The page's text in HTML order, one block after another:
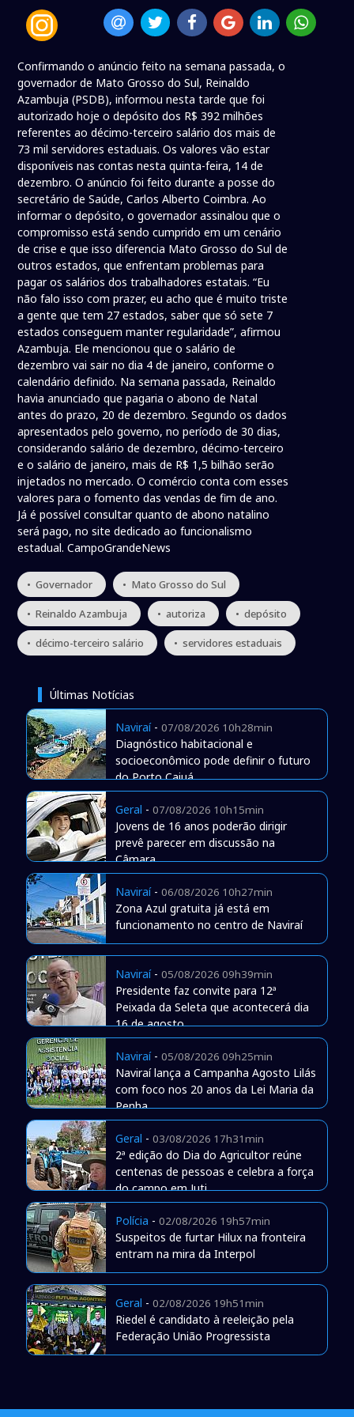
Confirmando o anúncio feito na semana passada, o
governador de Mato Grosso do Sul, Reinaldo
Azambuja (PSDB), informou nesta tarde que foi
autorizado hoje o depósito dos R$ 392 milhões
referentes ao décimo-terceiro salário dos mais de
73 mil servidores estaduais. Os valores vão estar
disponíveis nas contas nesta quinta-feira, 14 de
dezembro. O anúncio foi feito durante a posse do
secretário de Saúde, Carlos Alberto Coimbra. Ao
informar o depósito, o governador assinalou que o
compromisso está sendo cumprido em um cenário
de crise e que isso diferencia Mato Grosso do Sul de
outros estados, que enfrentam problemas para
pagar os salários dos trabalhadores estatais. “Eu
não falo isso com prazer, eu acho que é muito triste
a gente que tem 27 estados, saber que só sete 7
estados conseguem manter regularidade”, afirmou
Azambuja. Ele mencionou que o salário de
dezembro vai sair no dia 4 de janeiro, conforme o
calendário definido. Na semana passada, Reinaldo
havia anunciado que pagaria o abono de Natal
antes do prazo, 20 de dezembro. Segundo os dados
apresentados pelo governo, no período de 30 dias,
considerando salário de dezembro, décimo-terceiro
e o salário de janeiro, mais de R$ 1,5 bilhão serão
injetados no mercado. O comércio conta com esses
valores para o fomento das vendas de fim de ano.
Já é possível consultar quanto de abono natalino
será pago, no site dedicado ao funcionalismo
estadual. CampoGrandeNews
• Governador • Mato Grosso do Sul
• Reinaldo Azambuja • autoriza • depósito
• décimo-terceiro salário • servidores estaduais
Últimas Notícias
Naviraí- 07/08/2026 10h28min
Diagnóstico habitacional e
socioeconômico pode definir o futuro
do Porto Caiuá
Geral - 07/08/2026 10h15min
Jovens de 16 anos poderão dirigir
prevê parecer em discussão na
Câmara
Naviraí- 06/08/2026 10h27min
Zona Azul gratuita já está em
funcionamento no centro de Naviraí
Naviraí- 05/08/2026 09h39min
Presidente faz convite para 12ª
Peixada da Seleta que acontecerá dia
16 de agosto
Naviraí- 05/08/2026 09h25min
Naviraí lança a Campanha Agosto Lilás
com foco nos 20 anos da Lei Maria da
Penha
Geral - 03/08/2026 17h31min
2ª edição do Dia do Agricultor reúne
centenas de pessoas e celebra a força
do campo em Juti
Polícia - 02/08/2026 19h57min
Suspeitos de furtar Hilux na fronteira
entram na mira da Interpol
Geral - 02/08/2026 19h51min
Riedel é candidato à reeleição pela
Federação União Progressista